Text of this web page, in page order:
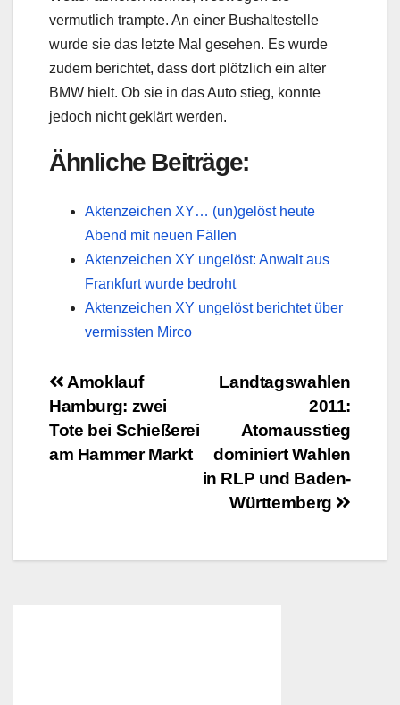
vermutlich trampte. An einer Bushaltestelle
wurde sie das letzte Mal gesehen. Es wurde
zudem berichtet, dass dort plötzlich ein alter
BMW hielt. Ob sie in das Auto stieg, konnte
jedoch nicht geklärt werden.
Ähnliche Beiträge:
Aktenzeichen XY… (un)gelöst heute
Abend mit neuen Fällen
Aktenzeichen XY ungelöst: Anwalt aus
Frankfurt wurde bedroht
Aktenzeichen XY ungelöst berichtet über
vermissten Mirco
BeitragsnavigationLandtagswahlen
2011:
Atomausstieg
dominiert Wahlen
in RLP und Baden-
Württemberg
Amoklauf
Hamburg: zwei
Tote bei Schießerei
am Hammer Markt